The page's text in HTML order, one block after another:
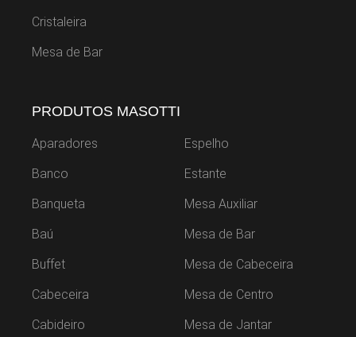
Cristaleira
Mesa de Bar
PRODUTOS MASOTTI
Aparadores
Banco
Banqueta
Baú
Buffet
Cabeceira
Cabideiro
Espelho
Estante
Mesa Auxiliar
Mesa de Bar
Mesa de Cabeceira
Mesa de Centro
Mesa de Jantar